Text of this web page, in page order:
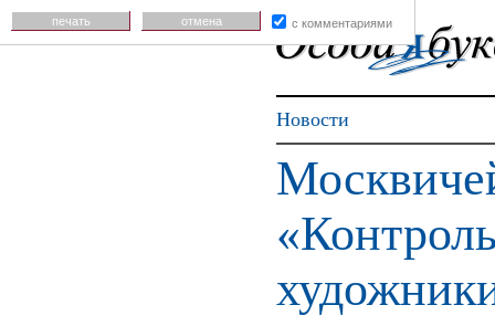
Новости
печать отмена с комментариями